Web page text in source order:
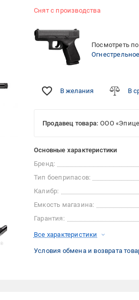
Снят с производства
Посмотреть
В желания В
Продавец товара: ООО
Основные характеристики
Бренд:
Тип боеприпасов:
Калибр:
Емкость магазина:
Гарантия:
Все характеристики
Условия обмена и возврата